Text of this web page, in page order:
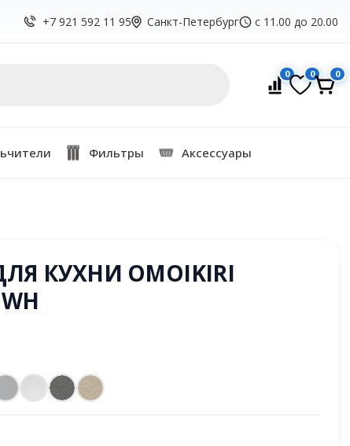
+7 921 592 11 95 Санкт-Петербург с 11.00 до 20.00
0 0 0
Фильтры Аксессуары
КУХНИ OMOIKIRI